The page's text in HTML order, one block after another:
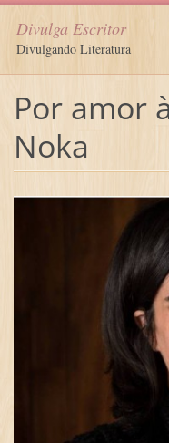
Divulga Escritor
Divulgando Literatura
Por amor
Noka